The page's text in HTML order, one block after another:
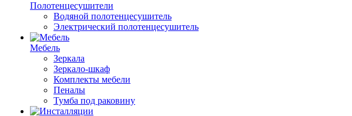
Полотенцесушители
Водяной полотенцесушитель
Электрический полотенцесушитель
Мебель
Зеркала
Зеркало-шкаф
Комплекты мебели
Пеналы
Тумба под раковину